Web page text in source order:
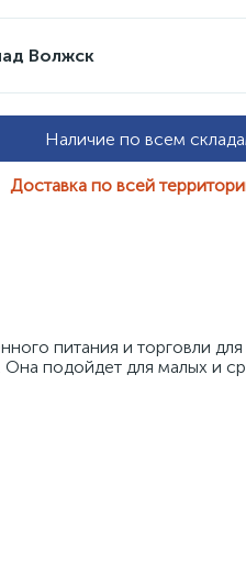
Волжск
Наличие по всем
Доставка по всей
питания и торговли для
подойдет для малых и